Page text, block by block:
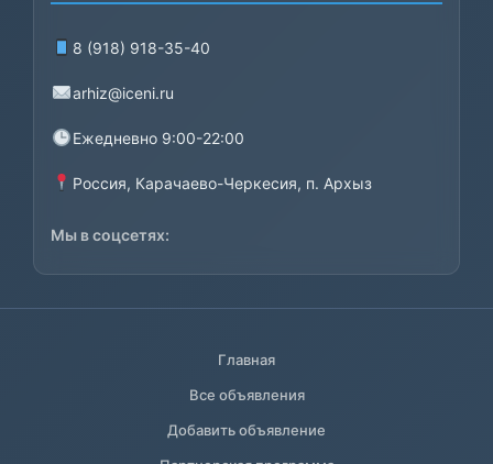
8 (918) 918-35-40
arhiz@iceni.ru
Ежедневно 9:00-22:00
Россия, Карачаево-Черкесия, п. Архыз
Мы в соцсетях:
Главная
Все объявления
Добавить объявление